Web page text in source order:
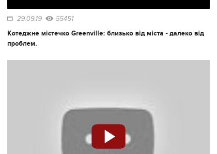
29.09.19 55451
Котеджне містечко Greenville: близько від міста - далеко від
проблем.